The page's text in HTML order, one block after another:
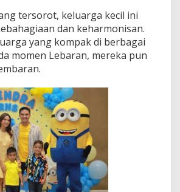
tersorot, keluarga kecil ini
dan keharmonisan.
yang kompak di berbagai
momen Lebaran, mereka pun